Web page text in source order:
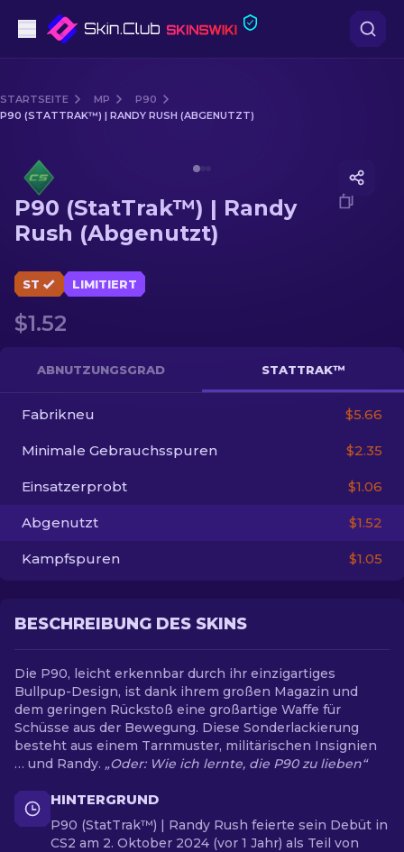
Mittelklasse
Scharfschützengewehr
Handschuh
DE
STARTSEITE MP
P90
P90 (STATTRAK™) | RANDY RUSH (ABGENUTZT)
P90 (StatTrak™) | Randy
Rush (Abgenutzt)
ST LIMITIERT
$1.52
ABNUTZUNGSGRAD STATTRAK™
Fabrikneu $5.66
Minimale Gebrauchsspuren $2.35
Einsatzerprobt $1.06
Abgenutzt $1.52
Kampfspuren $1.05
BESCHREIBUNG DES SKINS
Die P90, leicht erkennbar durch ihr einzigartiges
Bullpup-Design, ist dank ihrem großen Magazin und
dem geringen Rückstoß eine großartige Waffe für
Schüsse aus der Bewegung. Diese Sonderlackierung
besteht aus einem Tarnmuster, militärischen Insignien
… und Randy. „Oder: Wie ich lernte, die P90 zu lieben“
HINTERGRUND
P90 (StatTrak™) | Randy Rush feierte sein Debüt in
CS2 am 2. Oktober 2024 (vor 1 Jahr) als Teil von